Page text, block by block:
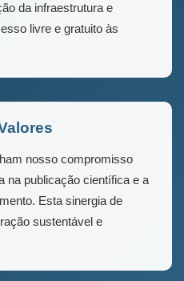
da infraestrutura e
livre e gratuito às
nosso compromisso
na publicação científica e a
Esta sinergia de
sustentável e